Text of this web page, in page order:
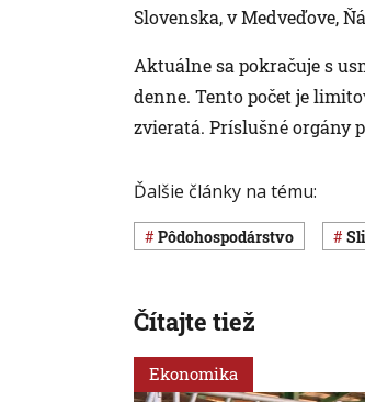
Slovenska, v Medveďove,
Aktuálne sa pokračuje s
denne. Tento počet je
zvieratá. Príslušné orgány
Ďalšie články na tému:
pôdohospodárstvo
Čítajte tiež
Ekonomika